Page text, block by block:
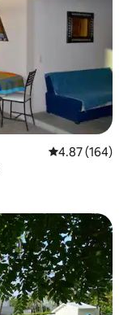
レビュー164
4.87 (164)